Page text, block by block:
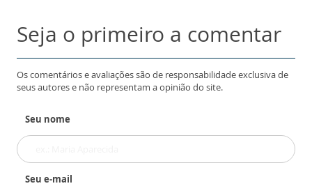
Seja o primeiro a comentar
Os comentários e avaliações são de responsabilidade exclusiva de
seus autores e não representam a opinião do site.
Seu nome
Seu e-mail